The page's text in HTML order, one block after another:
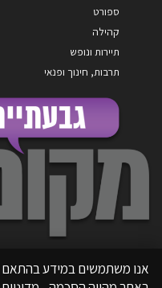
ספורט
קהילה
תיירות ונופש
תרבות, חינוך ופנאי
אנו משתמשים במידע בהתאם